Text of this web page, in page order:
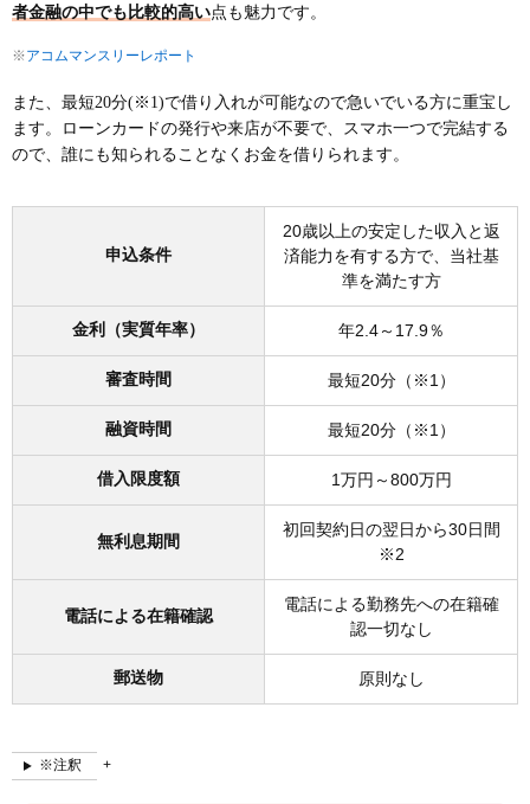
者金融の中でも比較的高い点も魅力です。
※アコムマンスリーレポート
また、最短20分(※1)で借り入れが可能なので急いでいる方に重宝し
ます。ローンカードの発行や来店が不要で、スマホ一つで完結する
ので、誰にも知られることなくお金を借りられます。
申込条件
20歳以上の安定した収入と返
済能力を有する方で、当社基
準を満たす方
金利（実質年率） 年2.4～17.9％
審査時間 最短20分（※1）
融資時間 最短20分（※1）
借入限度額 1万円～800万円
無利息期間
初回契約日の翌日から30日間
※2
電話による在籍確認
電話による勤務先への在籍確
認一切なし
郵送物 原則なし
※注釈